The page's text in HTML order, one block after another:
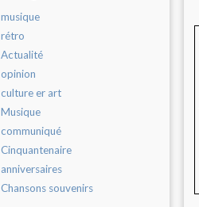
musique
rétro
Actualité
opinion
culture er art
Musique
communiqué
Cinquantenaire
anniversaires
Chansons souvenirs